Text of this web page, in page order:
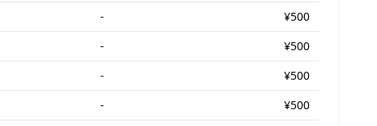
-
¥500
-
¥500
-
¥500
-
¥500